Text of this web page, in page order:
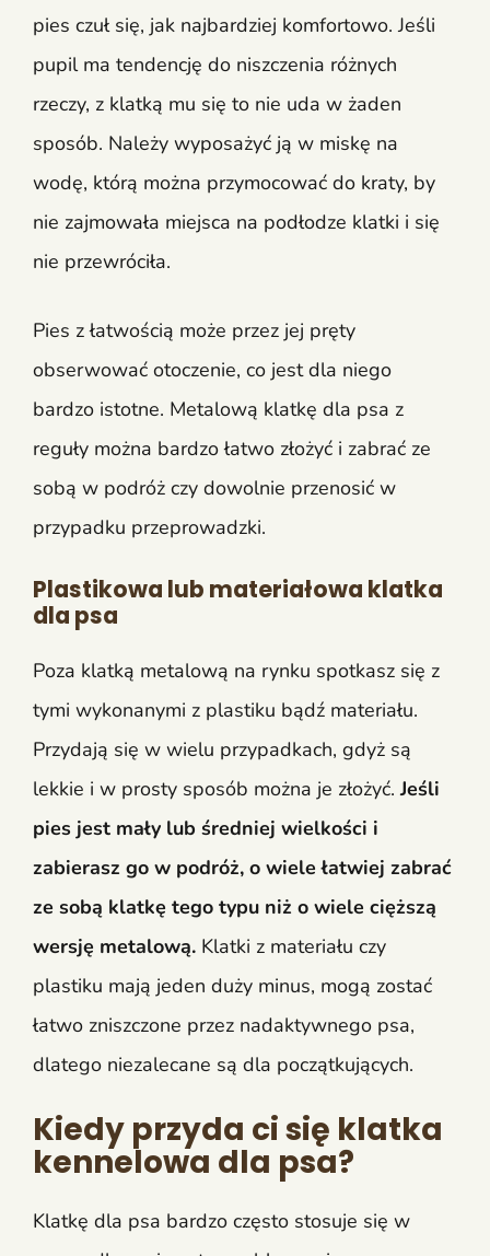
pies czuł się, jak najbardziej komfortowo. Jeśli
pupil ma tendencję do niszczenia różnych
rzeczy, z klatką mu się to nie uda w żaden
sposób. Należy wyposażyć ją w miskę na
wodę, którą można przymocować do kraty, by
nie zajmowała miejsca na podłodze klatki i się
nie przewróciła.
Pies z łatwością może przez jej pręty
obserwować otoczenie, co jest dla niego
bardzo istotne. Metalową klatkę dla psa z
reguły można bardzo łatwo złożyć i zabrać ze
sobą w podróż czy dowolnie przenosić w
przypadku przeprowadzki.
Plastikowa lub materiałowa klatka
dla psa
Poza klatką metalową na rynku spotkasz się z
tymi wykonanymi z plastiku bądź materiału.
Przydają się w wielu przypadkach, gdyż są
lekkie i w prosty sposób można je złożyć. Jeśli
pies jest mały lub średniej wielkości i
zabierasz go w podróż, o wiele łatwiej zabrać
ze sobą klatkę tego typu niż o wiele cięższą
wersję metalową. Klatki z materiału czy
plastiku mają jeden duży minus, mogą zostać
łatwo zniszczone przez nadaktywnego psa,
dlatego niezalecane są dla początkujących.
Kiedy przyda ci się klatka
kennelowa dla psa?
Klatkę dla psa bardzo często stosuje się w